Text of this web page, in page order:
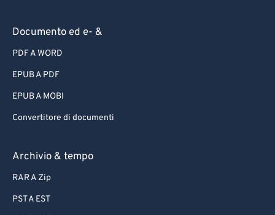
Documento ed e- &
PDF A WORD
EPUB A PDF
EPUB A MOBI
Convertitore di documenti
Archivio & tempo
RAR A Zip
PST A EST